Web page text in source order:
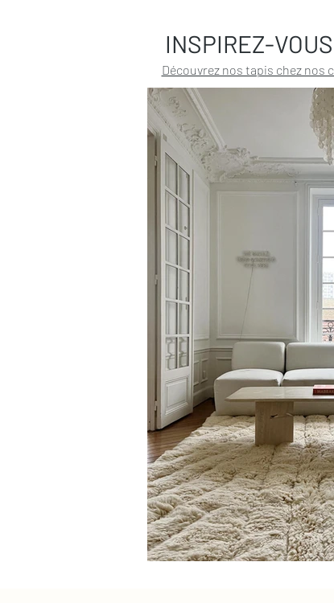
INSPIREZ-
Découvrez nos tapis chez nos